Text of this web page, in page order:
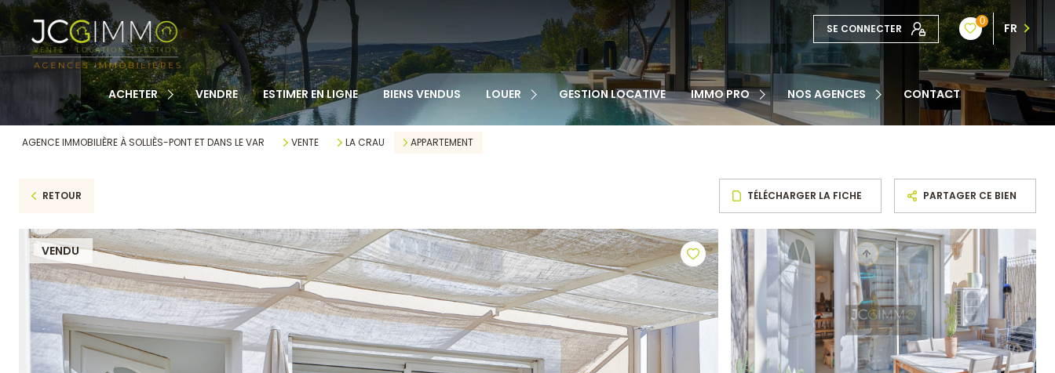
SE CONNECTER
0 FR
ACHETER
TOUS NOS BIENS
APPARTEMENTS
MAISONS
TERRAINS
CABANONS
VENDRE ESTIMER EN LIGNE BIENS VENDUS LOUER
APPARTEMENTS
MAISONS
CABANONS
GESTION LOCATIVE IMMO PRO
VENTE
LOCATION
NOS AGENCES
NOTRE ÉQUIPE
CONTACT
AGENCE IMMOBILIÈRE À SOLLIÈS-PONT ET DANS LE VAR VENTE LA CRAU APPARTEMENT
RETOUR TÉLÉCHARGER LA FICHE PARTAGER CE BIEN
VENDU